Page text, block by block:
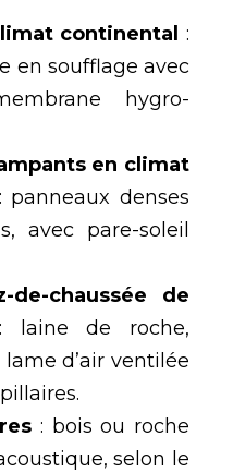
continental :
en soufflage avec
hygro-
en climat
: panneaux denses
avec pare-soleil
de-chaussée de
laine de roche,
d’air ventilée
: bois ou roche
selon le